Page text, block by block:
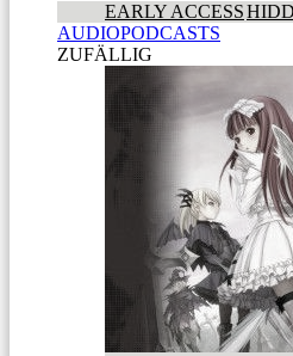
EARLY ACCESS
AUDIOPODCASTS
ZUFÄLLIG